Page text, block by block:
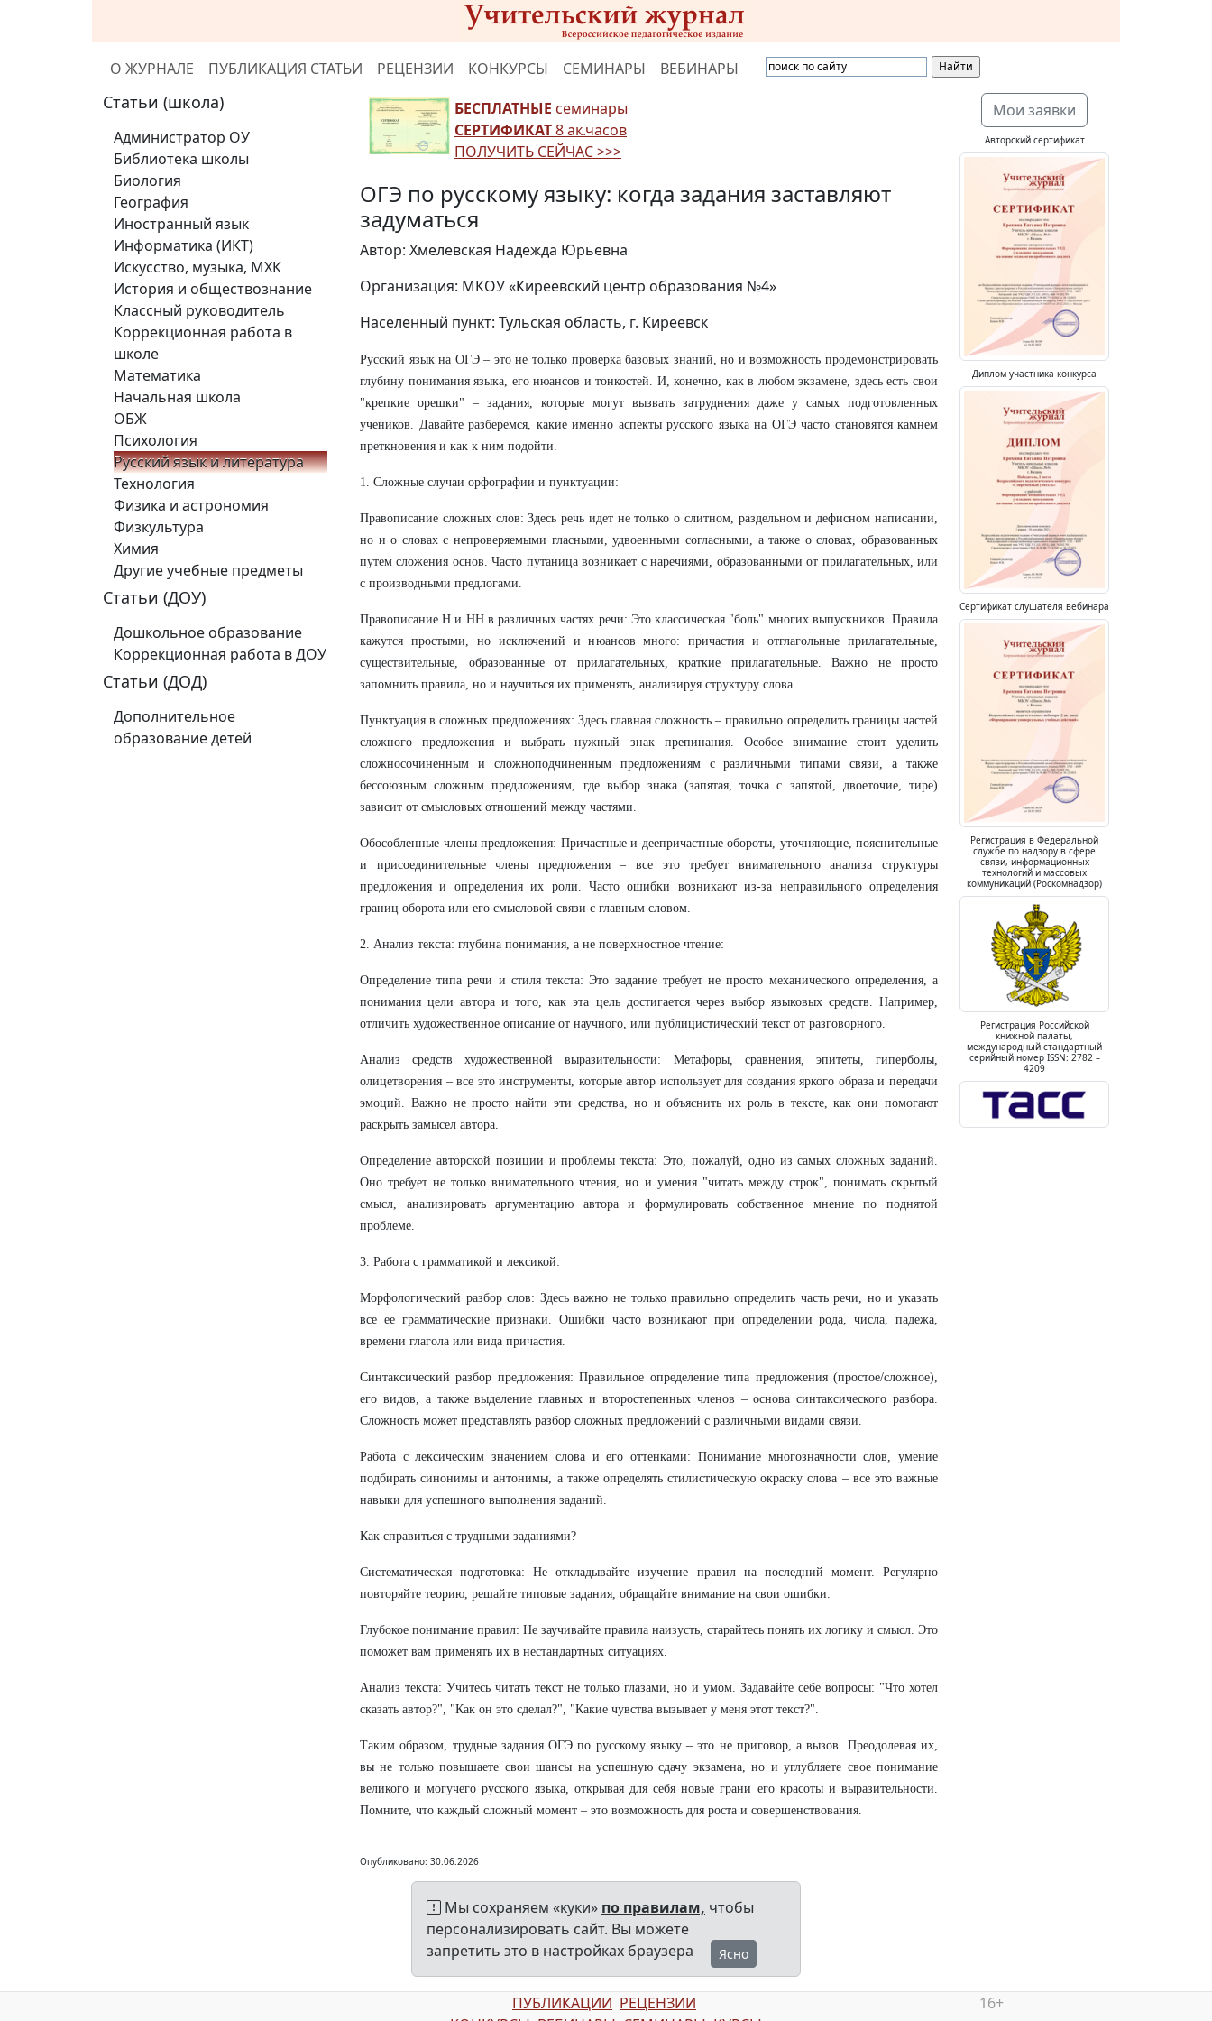
О ЖУРНАЛЕ ПУБЛИКАЦИЯ СТАТЬИ РЕЦЕНЗИИ КОНКУРСЫ СЕМИНАРЫ ВЕБИНАРЫ
Статьи (школа)
Администратор ОУ
Библиотека школы
Биология
География
Иностранный язык
Информатика (ИКТ)
Искусство, музыка, МХК
История и обществознание
Классный руководитель
Коррекционная работа в
школе
Математика
Начальная школа
ОБЖ
Психология
Русский язык и литература
Технология
Физика и астрономия
Физкультура
Химия
Другие учебные предметы
Статьи (ДОУ)
Дошкольное образование
Коррекционная работа в ДОУ
Статьи (ДОД)
Дополнительное
образование детей
БЕСПЛАТНЫЕ семинары
СЕРТИФИКАТ8 ак.часов
ПОЛУЧИТЬ СЕЙЧАС >>>
ОГЭ по русскому языку: когда задания заставляют
задуматься
Автор: Хмелевская Надежда Юрьевна
Организация: МКОУ «Киреевский центр образования №4»
Населенный пункт: Тульская область, г. Киреевск
Русский язык на ОГЭ – это не только проверка базовых знаний, но и возможность продемонстрировать
глубину понимания языка, его нюансов и тонкостей. И, конечно, как в любом экзамене, здесь есть свои
"крепкие орешки" – задания, которые могут вызвать затруднения даже у самых подготовленных
учеников. Давайте разберемся, какие именно аспекты русского языка на ОГЭ часто становятся камнем
преткновения и как к ним подойти.
1. Сложные случаи орфографии и пунктуации:
Правописание сложных слов: Здесь речь идет не только о слитном, раздельном и дефисном написании,
но и о словах с непроверяемыми гласными, удвоенными согласными, а также о словах, образованных
путем сложения основ. Часто путаница возникает с наречиями, образованными от прилагательных, или
с производными предлогами.
Правописание Н и НН в различных частях речи: Это классическая "боль" многих выпускников. Правила
кажутся простыми, но исключений и нюансов много: причастия и отглагольные прилагательные,
существительные, образованные от прилагательных, краткие прилагательные. Важно не просто
запомнить правила, но и научиться их применять, анализируя структуру слова.
Пунктуация в сложных предложениях: Здесь главная сложность – правильно определить границы частей
сложного предложения и выбрать нужный знак препинания. Особое внимание стоит уделить
сложносочиненным и сложноподчиненным предложениям с различными типами связи, а также
бессоюзным сложным предложениям, где выбор знака (запятая, точка с запятой, двоеточие, тире)
зависит от смысловых отношений между частями.
Обособленные члены предложения: Причастные и деепричастные обороты, уточняющие, пояснительные
и присоединительные члены предложения – все это требует внимательного анализа структуры
предложения и определения их роли. Часто ошибки возникают из-за неправильного определения
границ оборота или его смысловой связи с главным словом.
2. Анализ текста: глубина понимания, а не поверхностное чтение:
Определение типа речи и стиля текста: Это задание требует не просто механического определения, а
понимания цели автора и того, как эта цель достигается через выбор языковых средств. Например,
отличить художественное описание от научного, или публицистический текст от разговорного.
Анализ средств художественной выразительности: Метафоры, сравнения, эпитеты, гиперболы,
олицетворения – все это инструменты, которые автор использует для создания яркого образа и передачи
эмоций. Важно не просто найти эти средства, но и объяснить их роль в тексте, как они помогают
раскрыть замысел автора.
Определение авторской позиции и проблемы текста: Это, пожалуй, одно из самых сложных заданий.
Оно требует не только внимательного чтения, но и умения "читать между строк", понимать скрытый
смысл, анализировать аргументацию автора и формулировать собственное мнение по поднятой
проблеме.
3. Работа с грамматикой и лексикой:
Морфологический разбор слов: Здесь важно не только правильно определить часть речи, но и указать
все ее грамматические признаки. Ошибки часто возникают при определении рода, числа, падежа,
времени глагола или вида причастия.
Синтаксический разбор предложения: Правильное определение типа предложения (простое/сложное),
его видов, а также выделение главных и второстепенных членов – основа синтаксического разбора.
Сложность может представлять разбор сложных предложений с различными видами связи.
Работа с лексическим значением слова и его оттенками: Понимание многозначности слов, умение
подбирать синонимы и антонимы, а также определять стилистическую окраску слова – все это важные
навыки для успешного выполнения заданий.
Как справиться с трудными заданиями?
Систематическая подготовка: Не откладывайте изучение правил на последний момент. Регулярно
повторяйте теорию, решайте типовые задания, обращайте внимание на свои ошибки.
Глубокое понимание правил: Не заучивайте правила наизусть, старайтесь понять их логику и смысл. Это
поможет вам применять их в нестандартных ситуациях.
Анализ текста: Учитесь читать текст не только глазами, но и умом. Задавайте себе вопросы: "Что хотел
сказать автор?", "Как он это сделал?", "Какие чувства вызывает у меня этот текст?".
Таким образом, трудные задания ОГЭ по русскому языку – это не приговор, а вызов. Преодолевая их,
вы не только повышаете свои шансы на успешную сдачу экзамена, но и углубляете свое понимание
великого и могучего русского языка, открывая для себя новые грани его красоты и выразительности.
Помните, что каждый сложный момент – это возможность для роста и совершенствования.
Опубликовано: 30.06.2026
Мои заявки
Авторский сертификат
Диплом участника конкурса
Сертификат слушателя вебинара
Регистрация в Федеральной
службе по надзору в сфере
связи, информационных
технологий и массовых
коммуникаций (Роскомнадзор)
Регистрация Российской
книжной палаты,
международный стандартный
серийный номер ISSN: 2782 –
4209
Мы сохраняем «куки» по правилам, чтобы
персонализировать сайт. Вы можете
запретить это в настройках браузера
Ясно
ПУБЛИКАЦИИ РЕЦЕНЗИИ
16+